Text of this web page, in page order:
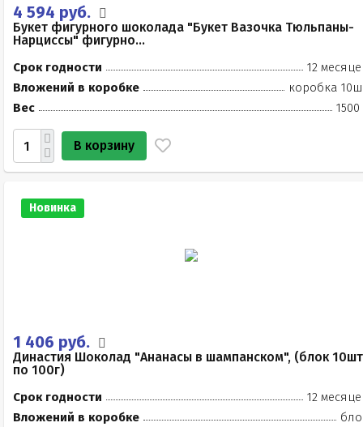
4 594 руб.
Букет фигурного шоколада "Букет Вазочка Тюльпаны-
Нарциссы" фигурно...
Срок годности
12
Вложений в коробке
коробка
Вес
1500
В корзину
Новинка
1 406 руб.
Династия Шоколад "Ананасы в шампанском", (блок 10шт
по 100г)
Срок годности
12
Вложений в коробке